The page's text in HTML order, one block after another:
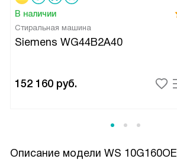
В наличии
Стиральная машина
Siemens WG44B2A40
152 160 руб.
Описание модели WS 10G160OE